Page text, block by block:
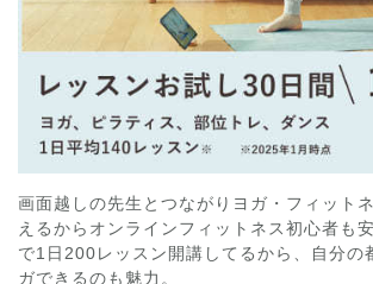
画面越しの先生とつながりヨガ・フィット
えるからオンラインフィットネス初心者も
で1日200レッスン開講してるから、自分の
ガできるのも魅力。